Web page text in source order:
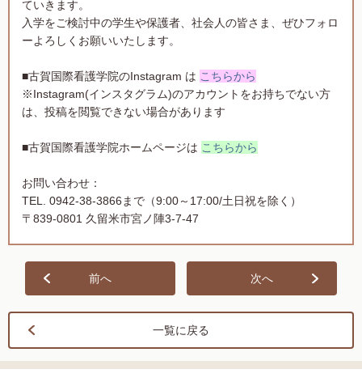
ていきます。
入学をご検討中の学生や保護者、社会人の皆さま、ぜひフォロ
ーよろしくお願いいたします。
■古賀国際看護学院のInstagram は こちらから
※Instagram(インスタグラム)のアカウントをお持ちでない方
は、投稿を閲覧できない場合があります
■古賀国際看護学院ホームページは こちらから
お問い合わせ：
TEL. 0942-38-3866まで（9:00～17:00/土日祝を除く）
〒839-0801 久留米市宮ノ陣3-7-47
前へ 次へ
一覧に戻る